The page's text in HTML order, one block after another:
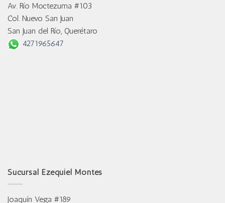
Av. Río Moctezuma #103
Col. Nuevo San Juan
San Juan del Río, Querétaro
4271965647
Sucursal Ezequiel Montes
Joaquín Vega #189